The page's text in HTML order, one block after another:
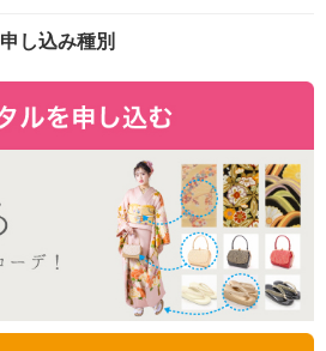
申し込み種別